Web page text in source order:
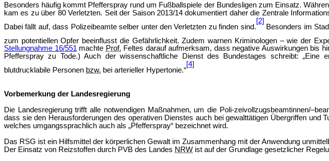
Besonders häufig kommt Pfefferspray rund um Fußballspiele der Bundesligen zum Einsatz.
kam es zu über 80 Verletzten. Seit der Saison 2013/14 dokumentiert daher die Zentrale
Dabei fällt auf, dass Polizeibeamte selber unter den Verletzten zu finden sind.
[2]
Besonders im
zum potentiellen Opfer beeinflusst die Gefährlichkeit. Zudem warnen Kriminologen – wie der
Stellungnahme 16/551machte Prof. Feltes darauf aufmerksam, dass negative Auswirkungen bis
Pfefferspray zu Tode.) Auch der wissenschaftliche Dienst des Bundestages schreibt: „Eine
blutdrucklabile Personen bzw. bei arterieller Hypertonie.“
[4]
Vorbemerkung der Landesregierung
Die Landesregierung trifft alle notwendigen Maßnahmen, um die Poli-zeivollzugsbeamtinnen/
dass sie den Herausforderungen des operativen Dienstes auch bei gewalttätigen Übergriffen
welches umgangssprachlich auch als „Pfefferspray“ bezeichnet wird.
Das RSG ist ein Hilfsmittel der körperlichen Gewalt im Zusammenhang mit der Anwendung
Der Einsatz von Reizstoffen durch PVB des Landes NRW ist auf der Grundlage gesetzlicher